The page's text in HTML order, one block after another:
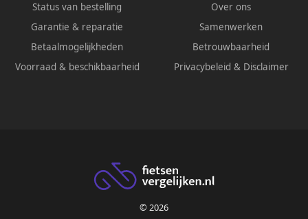
Status van bestelling
Garantie & reparatie
Betaalmogelijkheden
Voorraad & beschikbaarheid
Over ons
Samenwerken
Betrouwbaarheid
Privacybeleid & Disclaimer
© 2026